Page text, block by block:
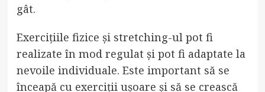
gât.
Exercițiile fizice și stretching-ul pot fi
realizate în mod regulat și pot fi adaptate la
nevoile individuale. Este important să se
înceapă cu exerciții ușoare și să se crească